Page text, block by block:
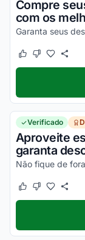
Compre
com os
Este cupom
Este cupom
Verificado
Aproveite
garanta
Este cupom
Este cupom